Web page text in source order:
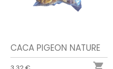
CACA PIGEON NATURE
